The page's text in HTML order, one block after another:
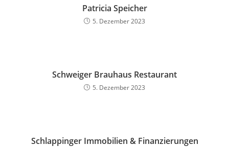
Patricia Speicher
5. Dezember 2023
Schweiger Brauhaus Restaurant
5. Dezember 2023
Schlappinger Immobilien & Finanzierungen